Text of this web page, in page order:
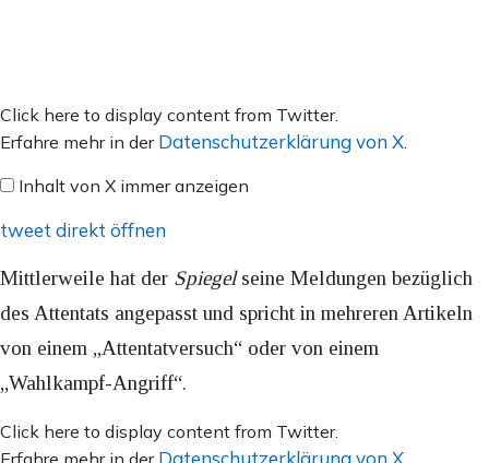
Inhalt
von
anzeigen
Click here to display content from Twitter.
Erfahre mehr in der Datenschutzerklärung von X
Inhalt von X immer anzeigen
tweet direkt öffnen
Mittlerweile hat der Spiegelseine Meldungen bezüglich
des Attentats angepasst und spricht in mehreren Artikeln
von einem „Attentatversuch“ oder von einem
„Wahlkampf-Angriff“.
Inhalt
von
Click here to display content from Twitter.
Erfahre mehr in der Datenschutzerklärung von X